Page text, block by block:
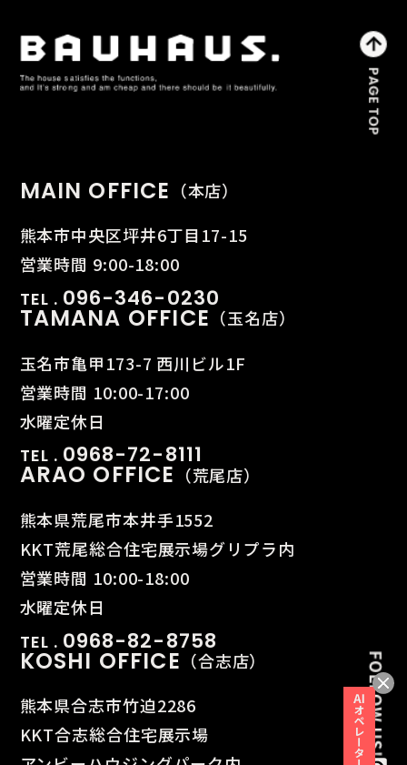
MAIN OFFICE （本店）
熊本市中央区坪井6丁目17-15
営業時間 9:00-18:00
TEL . 096-346-0230
TAMANA OFFICE （玉名店）
玉名市亀甲173-7 西川ビル1F
営業時間 10:00-17:00
水曜定休日
TEL . 0968-72-8111
ARAO OFFICE （荒尾店）
熊本県荒尾市本井手1552
KKT荒尾総合住宅展示場グリプラ内
営業時間 10:00-18:00
水曜定休日
TEL . 0968-82-8758
KOSHI OFFICE （合志店）
熊本県合志市竹迫2286
KKT合志総合住宅展示場